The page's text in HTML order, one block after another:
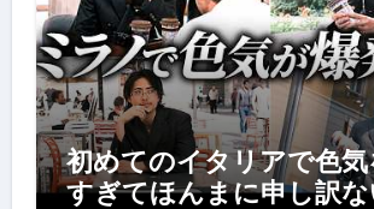
初めてのイタリアで色気
すぎてほんまに申し訳